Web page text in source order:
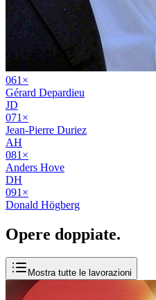
061 ×
Gérard Depardieu
JD
071 ×
Jean-Pierre Duriez
AH
081 ×
Anders Hove
DH
091 ×
Donald Högberg
Opere doppiate.
Mostra tutte le lavorazioni